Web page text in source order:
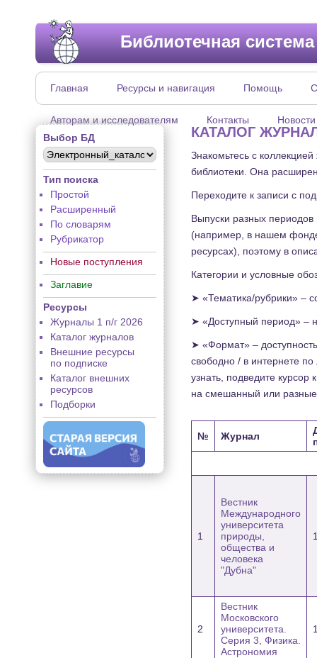
Библиотечная
Главная Ресурсы и навигация Помощь
Авторам и исследователям Контакты
Новости
Выбор БД
Тип поиска
Простой
Расширенный
По словарям
Рубрикатор
Новые поступления
Заглавие
Ресурсы
Журналы 1 п/г 2026
Каталог журналов
Внешние ресурсы
по подписке
Каталог внешних
ресурсов
Подборки
КАТАЛОГ
Знакомьтесь с
библиотеки. Она
Переходите к записи с
Выпуски разных
(например, в нашем
ресурсах), поэтому в
Категории и условные
➤ «Тематика/рубрики» –
➤ «Доступный период» –
➤ «Формат» –
свободно / в интернете
узнать, подведите
на смешанный или
№ Журнал
1
Вестник
Международного
университета
природы,
общества и
человека
"Дубна"
2
Вестник
Московского
университета.
Серия 3, Физика.
Астрономия